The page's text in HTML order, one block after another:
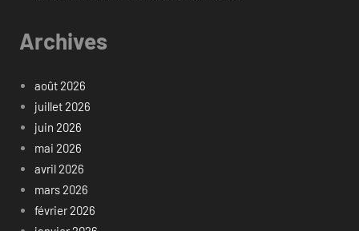
Archives
août 2026
juillet 2026
juin 2026
mai 2026
avril 2026
mars 2026
février 2026